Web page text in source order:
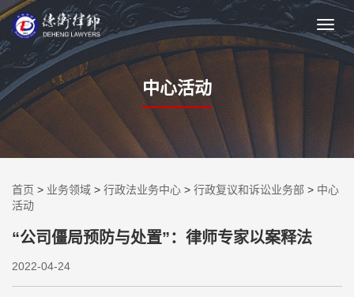
中心活动
首页 > 业务领域 > 行政法业务中心 > 行政复议和诉讼业务部 > 中心
活动
“公司僵局预防与处置”：律师专家以案释法
2022-04-24